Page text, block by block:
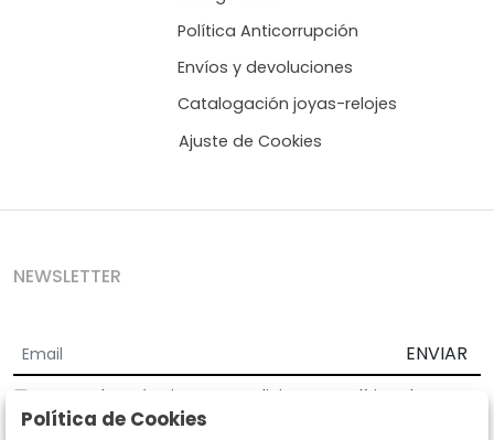
Política Anticorrupción
Envíos y devoluciones
Catalogación joyas-relojes
Ajuste de Cookies
NEWSLETTER
ENVIAR
Acepto los Términos y Condiciones
Política de
privacidad
Política de Cookies